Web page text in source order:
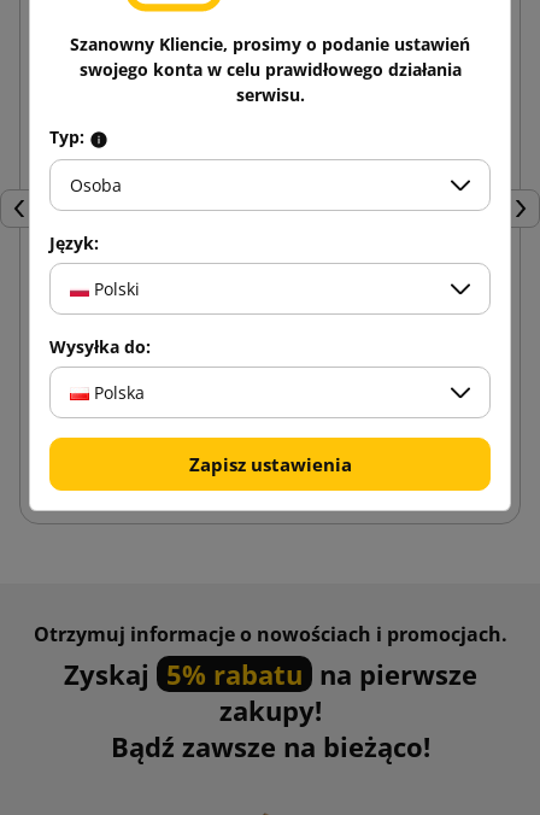
Poprzedni
Drukarka etykiet kurierskich BeMark SM AM246S
Dodaj do koszyka
Otrzymuj informacje o nowościach i promocjach.
Zyskaj 5% rabatu na pierwsze
zakupy!
Bądź zawsze na bieżąco!
Szanowny Kliencie, prosimy o podanie ustawień
swojego konta w celu prawidłowego działania
serwisu.
Typ:
Osoba
Język:
Polski
Wysyłka do:
Polska
Zapisz ustawienia